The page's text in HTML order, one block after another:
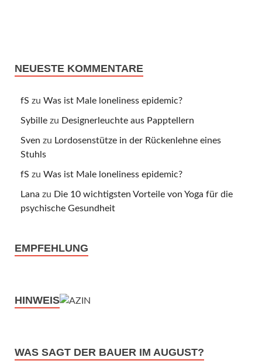
NEUESTE KOMMENTARE
fS zu Was ist Male loneliness epidemic?
Sybille zu Designerleuchte aus Papptellern
Sven zu Lordosenstütze in der Rückenlehne eines
Stuhls
fS zu Was ist Male loneliness epidemic?
Lana zu Die 10 wichtigsten Vorteile von Yoga für die
psychische Gesundheit
EMPFEHLUNG
HINWEIS
WAS SAGT DER BAUER IM AUGUST?